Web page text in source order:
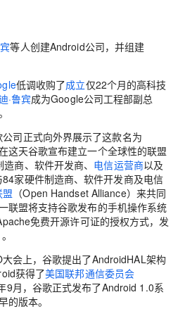
等人创建Android公司，并组建
低调收购了成立仅22个月的高科技
·鲁宾成为Google公司工程部副总
司正式向外界展示了这款名为
这天谷歌宣布建立一个全球性的联盟
商、软件开发商、 电信运营商以及
家硬件制造商、软件开发商及电信
（Open Handset Alliance）来共同
联盟将支持谷歌发布的手机操作系统
免费开源许可证的授权方式，发
。
会上，谷歌提出了AndroidHAL架构
获得了美国联邦通信委员会
9月，谷歌正式发布了Android 1.0系
的版本。